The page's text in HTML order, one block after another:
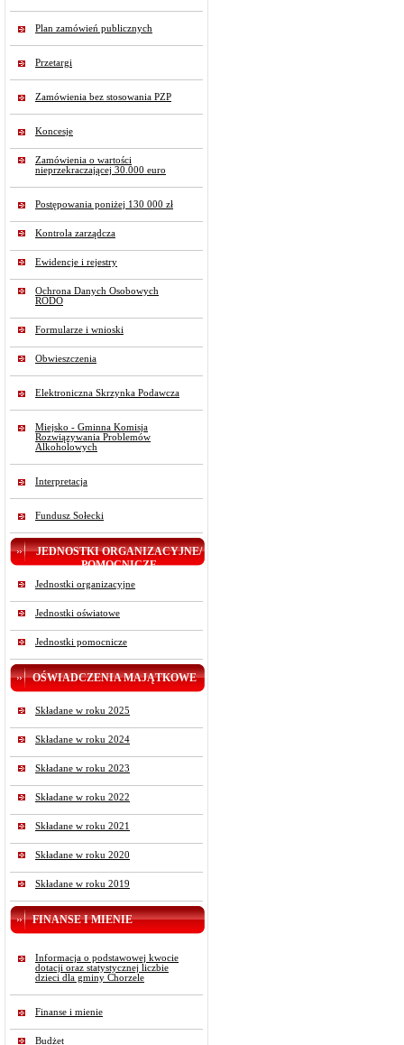
Plan zamówień publicznych
Przetargi
Zamówienia bez stosowania PZP
Koncesje
Zamówienia o wartości
nieprzekraczającej 30.000 euro
Postępowania poniżej 130 000 zł
Kontrola zarządcza
Ewidencje i rejestry
Ochrona Danych Osobowych
RODO
Formularze i wnioski
Obwieszczenia
Elektroniczna Skrzynka Podawcza
Miejsko - Gminna Komisja
Rozwiązywania Problemów
Alkoholowych
Interpretacja
Fundusz Sołecki
JEDNOSTKI ORGANIZACYJNE/
POMOCNICZE
Jednostki organizacyjne
Jednostki oświatowe
Jednostki pomocnicze
OŚWIADCZENIA MAJĄTKOWE
Składane w roku 2025
Składane w roku 2024
Składane w roku 2023
Składane w roku 2022
Składane w roku 2021
Składane w roku 2020
Składane w roku 2019
FINANSE I MIENIE
Informacja o podstawowej kwocie
dotacji oraz statystycznej liczbie
dzieci dla gminy Chorzele
Finanse i mienie
Budżet